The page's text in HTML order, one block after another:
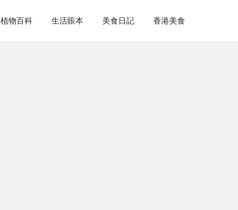
植物百科 生活賬本 美食日記 香港美食